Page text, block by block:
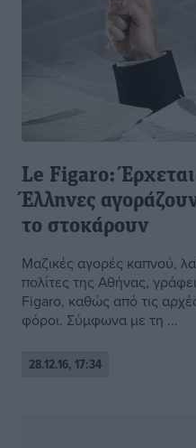
Le Figaro:
Έλληνες
το στοκάρουν
Μαζικές αγορές καπνού,
πολίτες της Αθήνας,
Figaro, καθώς από τις
φόροι. Σύμφωνα με τη ...
28.12.16, 17:34